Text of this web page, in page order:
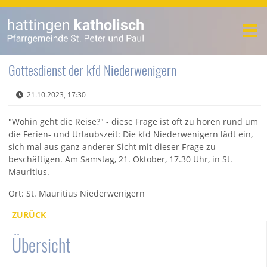
Gottesdienst der kfd Niederwenigern
21.10.2023, 17:30
"Wohin geht die Reise?" - diese Frage ist oft zu hören rund um
die Ferien- und Urlaubszeit: Die kfd Niederwenigern lädt ein,
sich mal aus ganz anderer Sicht mit dieser Frage zu
beschäftigen. Am Samstag, 21. Oktober, 17.30 Uhr, in St.
Mauritius.
Ort: St. Mauritius Niederwenigern
ZURÜCK
Übersicht